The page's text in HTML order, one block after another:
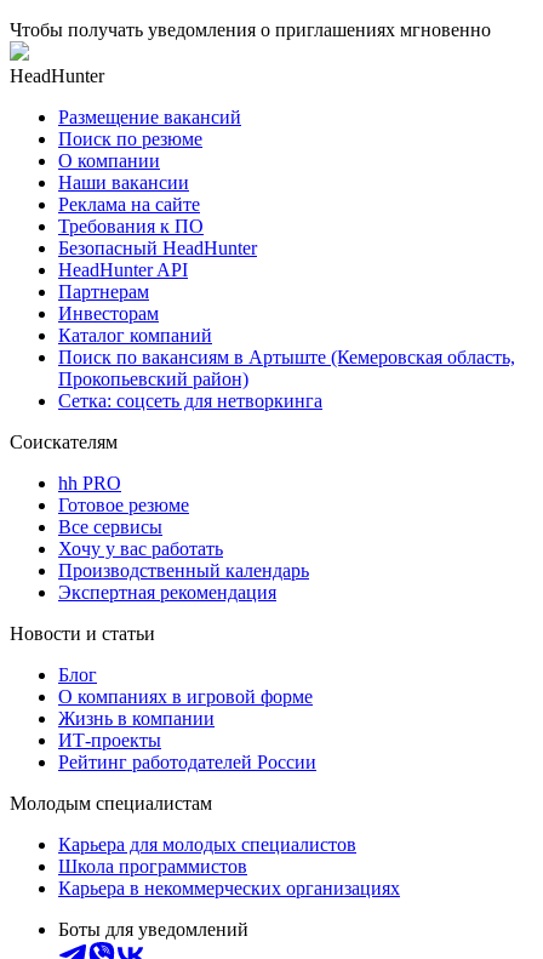
Чтобы получать уведомления о приглашениях мгновенно
HeadHunter
Размещение вакансий
Поиск по резюме
О компании
Наши вакансии
Реклама на сайте
Требования к ПО
Безопасный HeadHunter
HeadHunter API
Партнерам
Инвесторам
Каталог компаний
Поиск по вакансиям в Артыште (Кемеровская область,
Прокопьевский район)
Сетка: соцсеть для нетворкинга
Соискателям
hh PRO
Готовое резюме
Все сервисы
Хочу у вас работать
Производственный календарь
Экспертная рекомендация
Новости и статьи
Блог
О компаниях в игровой форме
Жизнь в компании
ИТ-проекты
Рейтинг работодателей России
Молодым специалистам
Карьера для молодых специалистов
Школа программистов
Карьера в некоммерческих организациях
Боты для уведомлений